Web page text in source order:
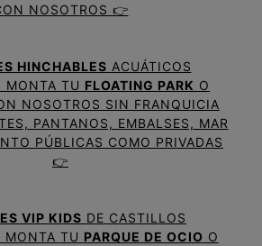
NOSOTROS 👉
HINCHABLES ACUÁTICOS
MONTA TU FLOATING PARK O
NOSOTROS SIN FRANQUICIA
PANTANOS, EMBALSES, MAR
PÚBLICAS COMO PRIVADAS
👉
VIP KIDS DE CASTILLOS
MONTA TU PARQUE DE OCIO O